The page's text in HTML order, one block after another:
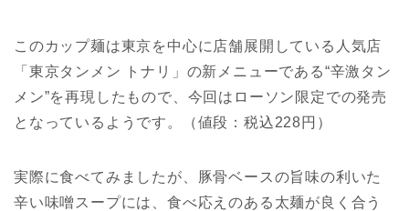
このカップ麺は東京を中心に店舗展開している人気店
「東京タンメン トナリ」の新メニューである“辛激タン
メン”を再現したもので、今回はローソン限定での発売
となっているようです。（値段：税込228円）
実際に食べてみましたが、豚骨ベースの旨味の利いた
辛い味噌スープには、食べ応えのある太麺が良く合う